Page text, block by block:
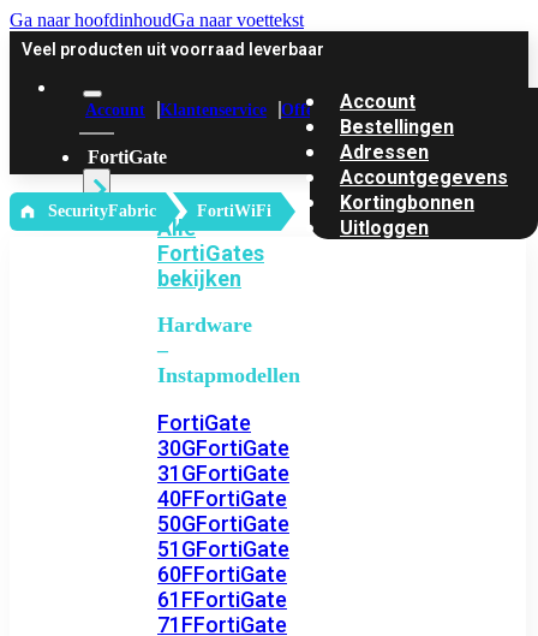
Ga naar hoofdinhoudGa naar voettekst
Veel producten uit voorraad leverbaar
Account Klantenservice Offerte
FortiGate
Alle
FortiGates
bekijken
Hardware
–
Instapmodellen
FortiGate
30GFortiGate
31GFortiGate
40FFortiGate
50GFortiGate
51GFortiGate
60FFortiGate
61FFortiGate
71FFortiGate
Account
Bestellingen
Adressen
Accountgegevens
Kortingbonnen
Uitloggen
‎ SecurityFabric FortiWiFi